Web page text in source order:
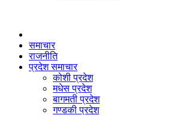
समाचार
राजनीति
प्रदेश समाचार
कोशी प्रदेश
मधेस प्रदेश
बागमती प्रदेश
गण्डकी प्रदेश